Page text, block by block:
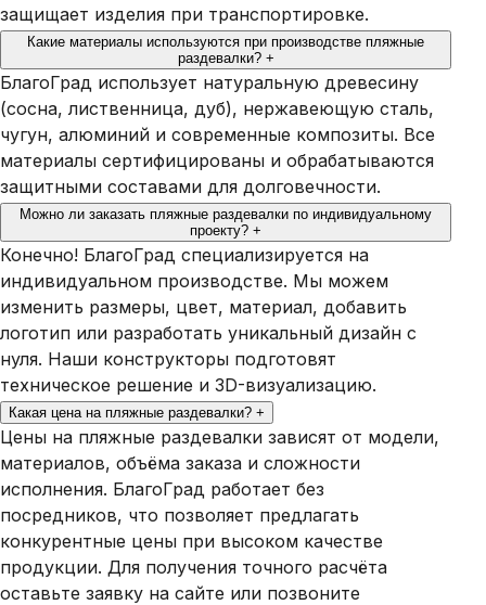
защищает изделия при транспортировке.
Какие материалы используются при производстве пляжные
раздевалки? +
БлагоГрад использует натуральную древесину
(сосна, лиственница, дуб), нержавеющую сталь,
чугун, алюминий и современные композиты. Все
материалы сертифицированы и обрабатываются
защитными составами для долговечности.
Можно ли заказать пляжные раздевалки по индивидуальному
проекту? +
Конечно! БлагоГрад специализируется на
индивидуальном производстве. Мы можем
изменить размеры, цвет, материал, добавить
логотип или разработать уникальный дизайн с
нуля. Наши конструкторы подготовят
техническое решение и 3D-визуализацию.
Какая цена на пляжные раздевалки? +
Цены на пляжные раздевалки зависят от модели,
материалов, объёма заказа и сложности
исполнения. БлагоГрад работает без
посредников, что позволяет предлагать
конкурентные цены при высоком качестве
продукции. Для получения точного расчёта
оставьте заявку на сайте или позвоните